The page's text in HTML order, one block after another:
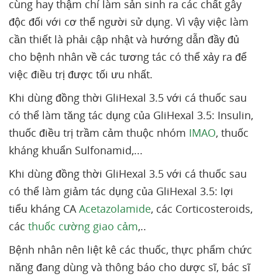
cùng hay thậm chí làm sản sinh ra các chất gây
độc đối với cơ thể người sử dụng. Vì vậy việc làm
cần thiết là phải cập nhật và hướng dẫn đầy đủ
cho bệnh nhân về các tương tác có thể xảy ra để
việc điều trị được tối ưu nhất.
Khi dùng đồng thời GliHexal 3.5 với cá thuốc sau
có thể làm tăng tác dụng của GliHexal 3.5: Insulin,
thuốc điều trị trầm cảm thuộc nhóm IMAO, thuốc
kháng khuẩn Sulfonamid,...
Khi dùng đồng thời GliHexal 3.5 với cá thuốc sau
có thể làm giảm tác dụng của GliHexal 3.5: lợi
tiểu kháng CAAcetazolamide, các Corticosteroids,
các thuốc cường giao cảm,..
Bệnh nhân nên liệt kê các thuốc, thực phẩm chức
năng đang dùng và thông báo cho dược sĩ, bác sĩ